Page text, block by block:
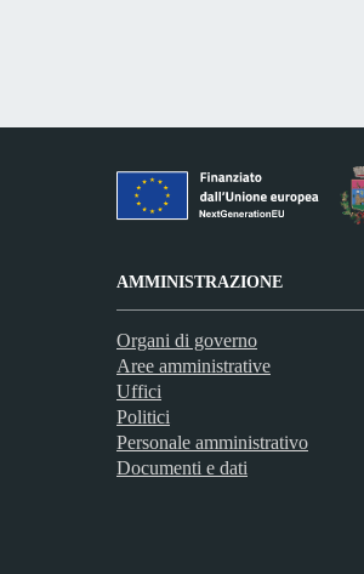
AMMINISTRAZIONE
Organi di governo
Aree amministrative
Uffici
Politici
Personale amministrativo
Documenti e dati